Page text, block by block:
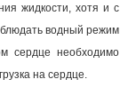
жидкости, хотя и с
водный режим
сердце необходимо
на сердце.